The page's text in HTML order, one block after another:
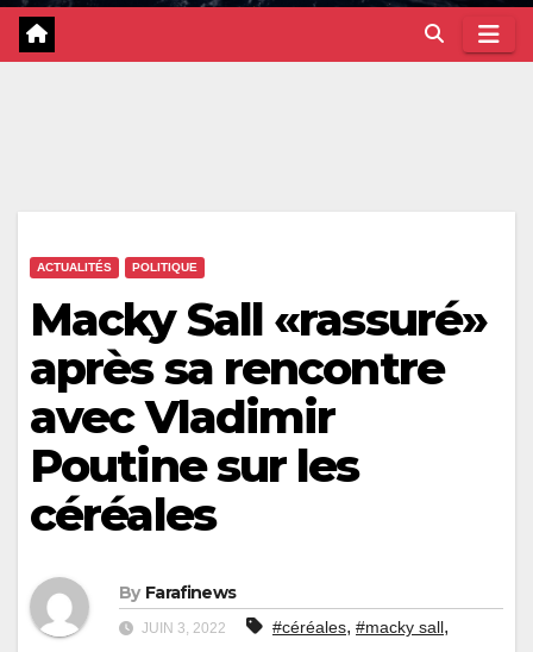
ACTUALITÉS POLITIQUE
Macky Sall «rassuré»
après sa rencontre
avec Vladimir
Poutine sur les
céréales
By Farafinews
JUIN 3, 2022 #céréales, #macky sall,